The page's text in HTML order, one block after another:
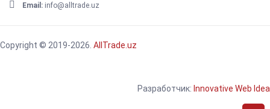
Email: info@alltrade.uz
Copyright © 2019-2026. AllTrade.uz
Разработчик: Innovative Web Idea